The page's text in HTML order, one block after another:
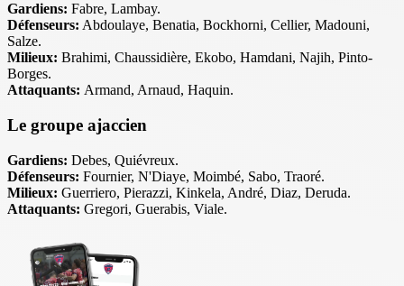
Gardiens: Fabre, Lambay.
Défenseurs: Abdoulaye, Benatia, Bockhorni, Cellier, Madouni,
Salze.
Milieux: Brahimi, Chaussidière, Ekobo, Hamdani, Najih, Pinto-
Borges.
Attaquants: Armand, Arnaud, Haquin.
Le groupe ajaccien
Gardiens: Debes, Quiévreux.
Défenseurs: Fournier, N'Diaye, Moimbé, Sabo, Traoré.
Milieux: Guerriero, Pierazzi, Kinkela, André, Diaz, Deruda.
Attaquants: Gregori, Guerabis, Viale.